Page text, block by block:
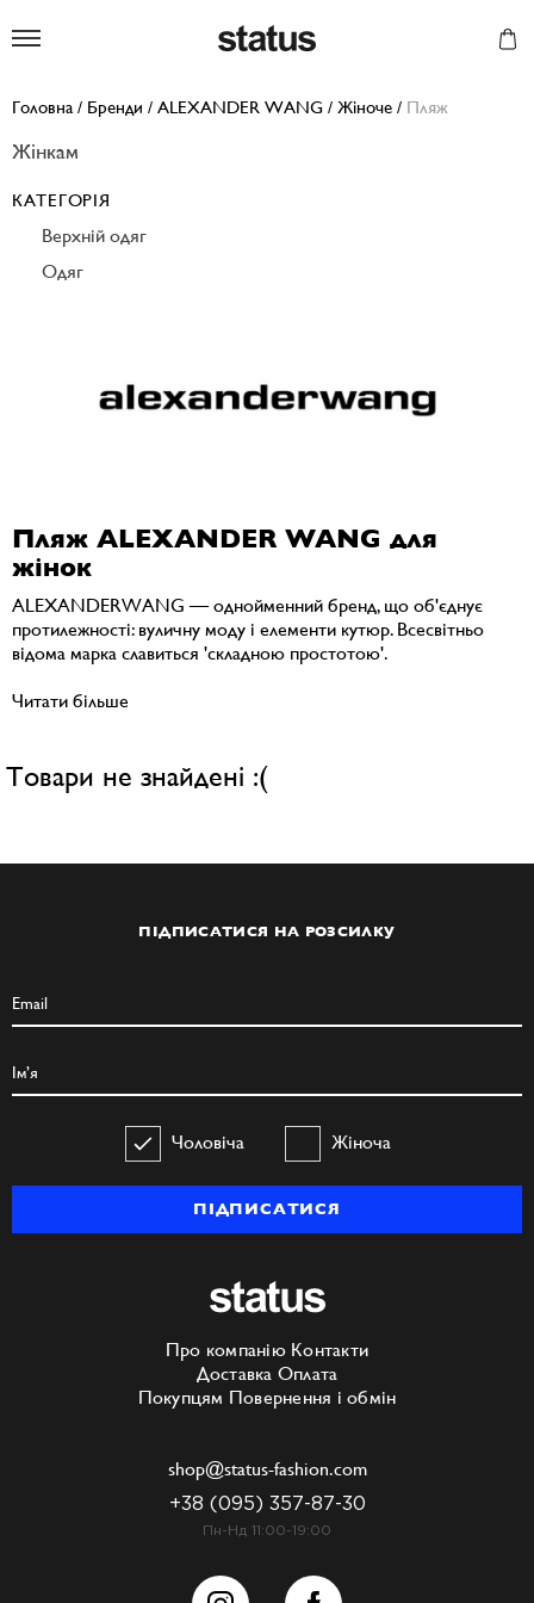
Головна / Бренди / ALEXANDER WANG / Жіноче / Пляж
Пляж ALEXANDER WANG для
жінок
ALEXANDERWANG — однойменний бренд, що об'єднує
протилежності: вуличну моду і елементи кутюр. Всесвітньо
відома марка славиться 'складною простотою'.
Читати більше
Товари не знайдені :(
Жінкам
КАТЕГОРІЯ
Верхній одяг
Одяг
ПІДПИСАТИСЯ НА РОЗСИЛКУ
Чоловіча Жіноча
ПІДПИСАТИСЯ
Про компанію Контакти
Доставка Оплата
Покупцям Повернення і обмін
shop@status-fashion.com
+38 (095) 357-87-30
Пн-Нд 11:00-19:00